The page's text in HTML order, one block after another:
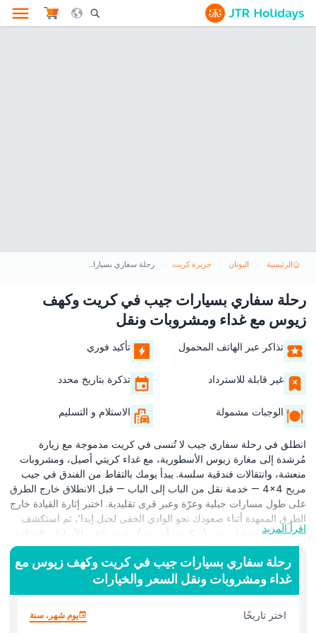
Search Opener Icon
الرئيسية اليونان جزيرة كريت رحلة سفاري بسيارات جيب في كريت وكهف زيوس مع غداء ومشروبات ونقل
رحلة سفاري بسيارات جيب في كريت وكهف
زيوس مع غداء ومشروبات ونقل
تذاكر عبر الهاتف المحمول تأكيد فوري
غير قابلة للاسترداد تذكرة بتاريخ محدد
الوجبات مشمولة الاستلام و التسليم
انطلق في رحلة سفاري جيب لا تُنسى في كريت مدموجة مع زيارة
مُرشدة إلى مغارة زيوس الأسطورية، مع غداء كريتي أصيل، ومشروبات
منعشة، وانتقالات فندقية سلسة. يبدأ يومك بالتقاط من الفندق في جيب
مريح 4×4 — خدمة نقل من الباب إلى الباب — قبل الانطلاق خارج الطرق
على طول مسارات جبلية وعرّة وعبر قرى تقليدية. اختبر إثارة القيادة خارج
الطرق الممهدة أثناء صعودك نحو الوادي الخفي لجبل إيدا’، ثم استكشف
المغارة الغامضة لزيوس (ديكتيون أندرون)، حيث تلتقي الأساطير اليونانية
بتشكيلات صواعد مذهلة. بعد مغامرتك في المغارة، تذوق غداءً متوسطيًا
طازجًا من المزرعة يضم زيت زيتون محليًا، وجبنًا، ومنتجات موسمية،
مصحوبًا بمشروبات غازية غير محدودة ونبيذ إقليمي. استمتع بإطلالات
بانورامية على ريف كريت أثناء تناولك الطعام تحت أشجار الزيتون، ثم
واصل جولة السفاري عبر بساتين الزيتون وممرات جبلية ونقاط مشاهدة
خلابة مثالية لتصوير المناظر الطبيعية. مثالي لعشّاق المغامرة ومحبي
اقرأ المزيد
رحلة سفاري بسيارات جيب في كريت وكهف زيوس مع
غداء ومشروبات ونقل السعر والخيارات
اختر تاريخًا يوم شهر، سنة